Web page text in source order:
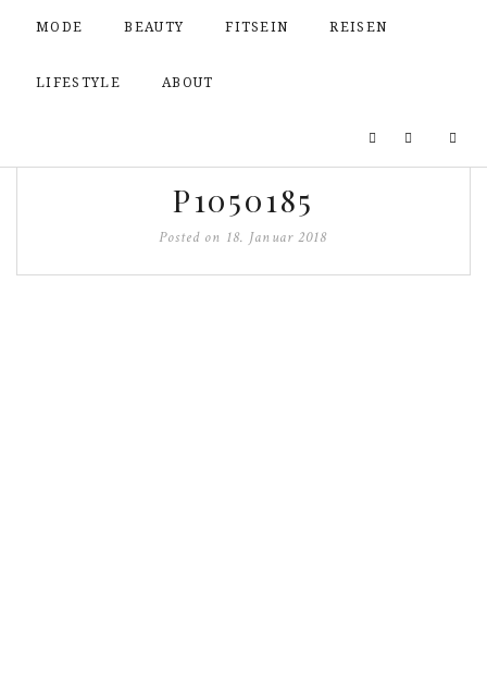
MODE BEAUTY FITSEIN REISEN
LIFESTYLE ABOUT
P1050185
Posted on 18. Januar 2018